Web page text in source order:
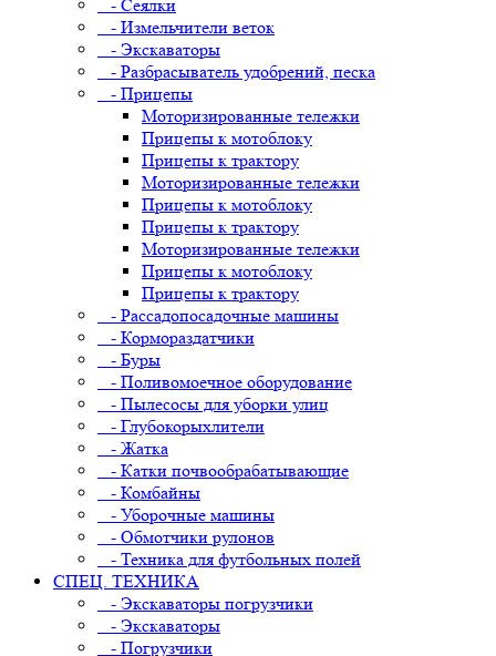
- Сеялки
- Измельчители веток
- Экскаваторы
- Разбрасыватель удобрений, песка
- Прицепы
Моторизированные тележки
Прицепы к мотоблоку
Прицепы к трактору
Моторизированные тележки
Прицепы к мотоблоку
Прицепы к трактору
Моторизированные тележки
Прицепы к мотоблоку
Прицепы к трактору
- Рассадопосадочные машины
- Кормораздатчики
- Буры
- Поливомоечное оборудование
- Пылесосы для уборки улиц
- Глубокорыхлители
- Жатка
- Катки почвообрабатывающие
- Комбайны
- Уборочные машины
- Обмотчики рулонов
- Техника для футбольных полей
СПЕЦ. ТЕХНИКА
- Экскаваторы погрузчики
- Экскаваторы
- Погрузчики